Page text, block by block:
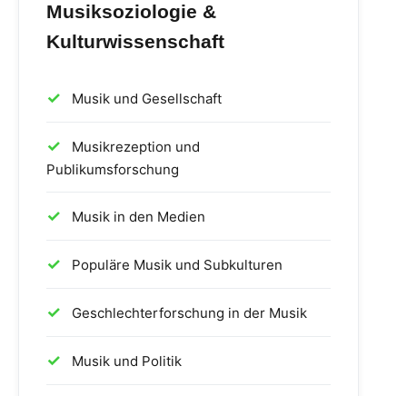
Musiksoziologie &
Kulturwissenschaft
Musik und Gesellschaft
Musikrezeption und
Publikumsforschung
Musik in den Medien
Populäre Musik und Subkulturen
Geschlechterforschung in der Musik
Musik und Politik